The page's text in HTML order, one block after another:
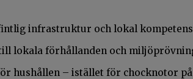
infrastruktur och lokal
lokala förhållanden och
hushållen – istället för chocknotor